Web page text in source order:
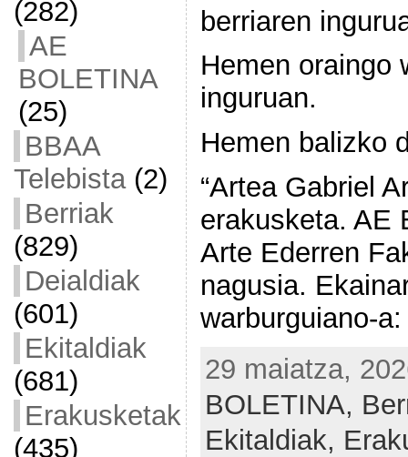
(282)
AE
BOLETINA
(25)
BBAA
Telebista(2)
Berriak
(829)
Deialdiak
(601)
Ekitaldiak
(681)
Erakusketak
(435)
berriaren
Hemen oraingo
inguruan.
Hemen balizko
“Artea Gabriel
erakusketa. AE
Arte Ederren
nagusia.
warburguiano-
29 maiatza,
BOLETINA,
Ekitaldiak,